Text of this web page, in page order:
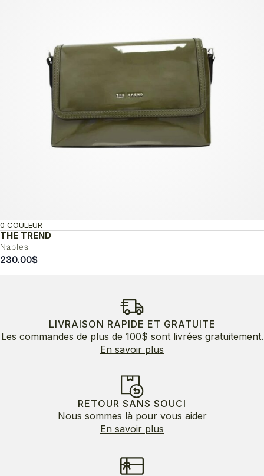
THE TREND
Naples
0 COULEUR
230.00$
LIVRAISON RAPIDE ET GRATUITE
Les commandes de plus de 100$ sont livrées gratuitement.
En savoir plus
RETOUR SANS SOUCI
Nous sommes là pour vous aider
En savoir plus